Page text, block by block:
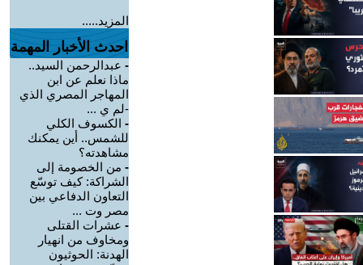
المزيد.....
احدث الأخبار المهمة
- عبدالرحمن السيد..
ماذا نعلم عن ابن
المهاجر المصري الذي
-لم ي ...
- الكسوف الكلي
للشمس.. أين يمكنك
مشاهدته؟
- من الخصومة إلى
الشراكة: كيف توسّع
التعاون الدفاعي بين
مصر وت ...
- عشرات القتلى
ومخاوف من انهيار
الهدنة: الحوثيون